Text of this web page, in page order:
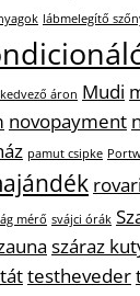
lábmelegítő
áron Mudi
novopayment
pamut csipke
mérő svájci órák
száraz
testheveder